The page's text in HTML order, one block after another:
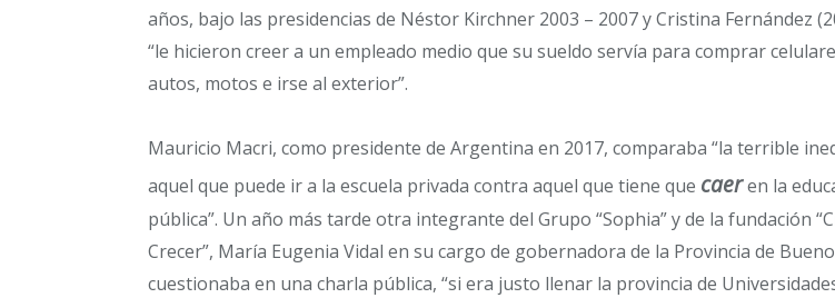
años, bajo las presidencias de Néstor Kirchner 2003 – 2007 y Cristina Fernández
“le hicieron creer a un empleado medio que su sueldo servía para comprar
autos, motos e irse al exterior”.
Mauricio Macri, como presidente de Argentina en 2017, comparaba “la terrible
aquel que puede ir a la escuela privada contra aquel que tiene que caeren la
pública”. Un año más tarde otra integrante del Grupo “Sophia” y de la fundación
Crecer”, María Eugenia Vidal en su cargo de gobernadora de la Provincia de
cuestionaba en una charla pública, “si era justo llenar la provincia de